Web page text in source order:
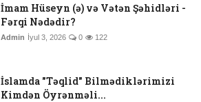
İmam Hüseyn (ə) və Vətən Şəhidləri -
Fərqi Nədədir?
Admin İyul 3, 2026 0 122
İslamda "Təqlid" Bilmədiklərimizi
Kimdən Öyrənməli...